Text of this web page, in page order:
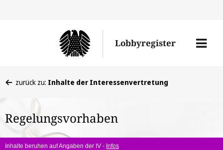
den
Lobbyregister
Menü
befinden
hier:
zurück zu: Inhalte der Interessenvertretung
Regelungsvorhaben
Inhalte beruhen auf Angaben der IV - Infos